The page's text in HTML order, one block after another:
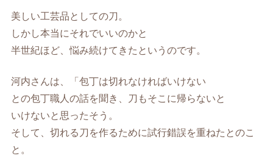
美しい工芸品としての刀。
しかし本当にそれでいいのかと
半世紀ほど、悩み続けてきたというのです。
河内さんは、「包丁は切れなければいけない
との包丁職人の話を聞き、刀もそこに帰らないと
いけないと思ったそう。
そして、切れる刀を作るために試行錯誤を重ねたとのこ
と。